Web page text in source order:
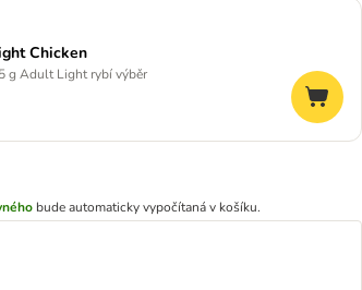
Chicken
g Adult Light rybí výběr
bude automaticky vypočítaná v košíku.